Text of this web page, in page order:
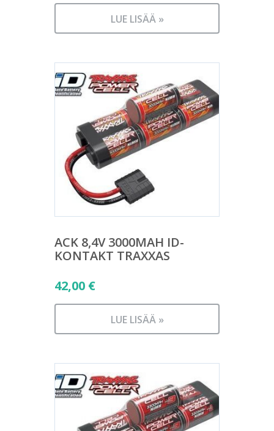
LUE LISÄÄ »
ACK 8,4V 3000MAH ID-
KONTAKT TRAXXAS
42,00 €
LUE LISÄÄ »